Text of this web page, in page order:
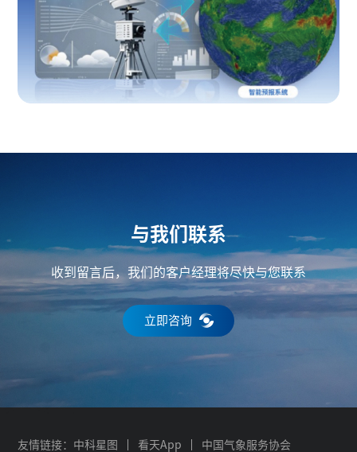
与我们联系
收到留言后，我们的客户经理将尽快与您联系
立即咨询
友情链接： 中科星图 看天App 中国气象服务协会